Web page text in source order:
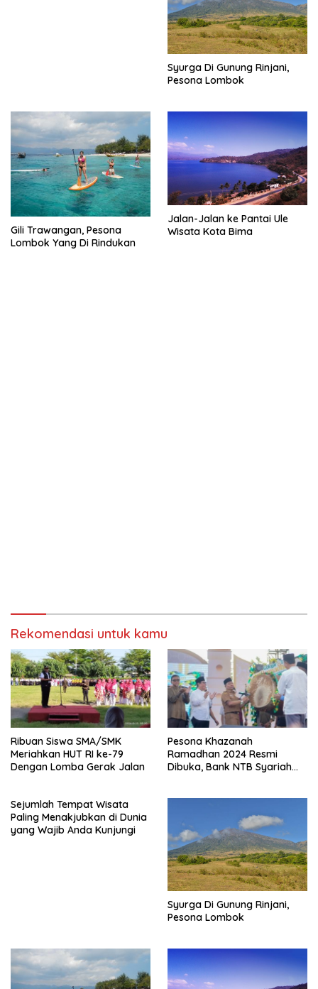
Syurga Di Gunung Rinjani,
Pesona Lombok
Gili Trawangan, Pesona
Lombok Yang Di Rindukan
Jalan-Jalan ke Pantai Ule
Wisata Kota Bima
Rekomendasi untuk kamu
Ribuan Siswa SMA/SMK
Meriahkan HUT RI ke-79
Dengan Lomba Gerak Jalan
Pesona Khazanah
Ramadhan 2024 Resmi
Dibuka, Bank NTB Syariah
Sejumlah Tempat Wisata
Paling Menakjubkan di Dunia
yang Wajib Anda Kunjungi
Syurga Di Gunung Rinjani,
Pesona Lombok